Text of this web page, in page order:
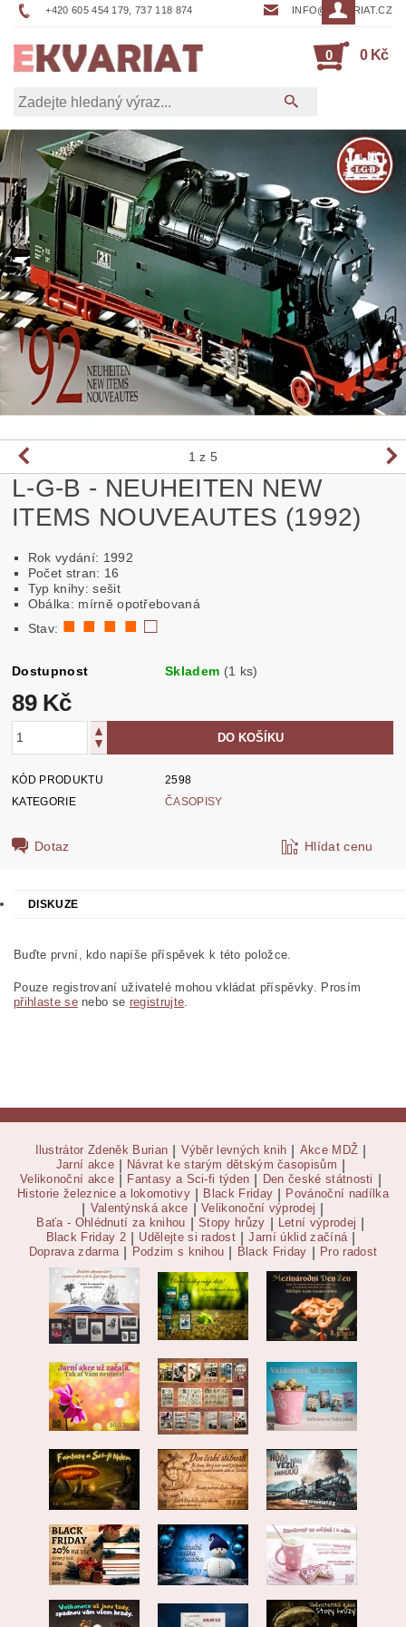
+420 605 454 179, 737 118 874 INFO@EKVARIAT.CZ
0 0 Kč
1 z 5
L-G-B - NEUHEITEN NEW
ITEMS NOUVEAUTES (1992)
Rok vydání: 1992
Počet stran: 16
Typ knihy: sešit
Obálka: mírně opotřebovaná
Stav: ■ ■ ■ ■□
Dostupnost Skladem (1 ks)
89 Kč
KÓD PRODUKTU
2598
KATEGORIE
ČASOPISY
Dotaz Hlídat cenu
DISKUZE
Buďte první, kdo napíše příspěvek k této položce.
Pouze registrovaní uživatelé mohou vkládat příspěvky. Prosím
přihlaste senebo se registrujte.
Ilustrátor Zdeněk Burian Výběr levných knih Akce MDŽ
Jarní akce Návrat ke starým dětským časopisům
Velikonoční akce Fantasy a Sci-fi týden Den české státnosti
Historie železnice a lokomotivy Black Friday Povánoční nadílka
Valentýnská akce Velikonoční výprodej
Baťa - Ohlédnutí za knihou Stopy hrůzy Letní výprodej
Black Friday 2 Udělejte si radost Jarní úklid začíná
Doprava zdarma Podzim s knihou Black Friday Pro radost